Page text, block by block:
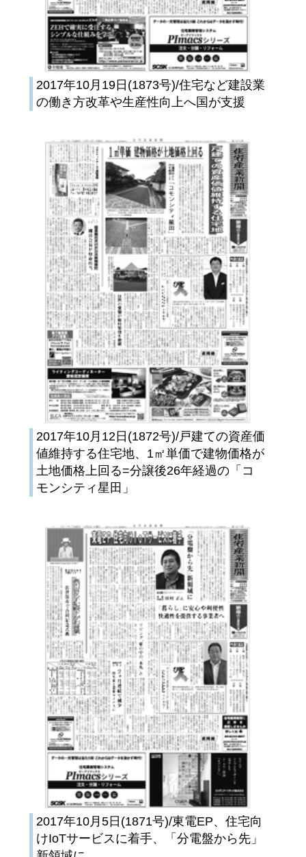
2017年10月19日(1873号)/住宅など建設業
の働き方改革や生産性向上へ国が支援
2017年10月12日(1872号)/戸建ての資産価
値維持する住宅地、1㎡単価で建物価格が
土地価格上回る=分譲後26年経過の「コ
モンシティ星田」
2017年10月5日(1871号)/東電EP、住宅向
けIoTサービスに着手、「分電盤から先」